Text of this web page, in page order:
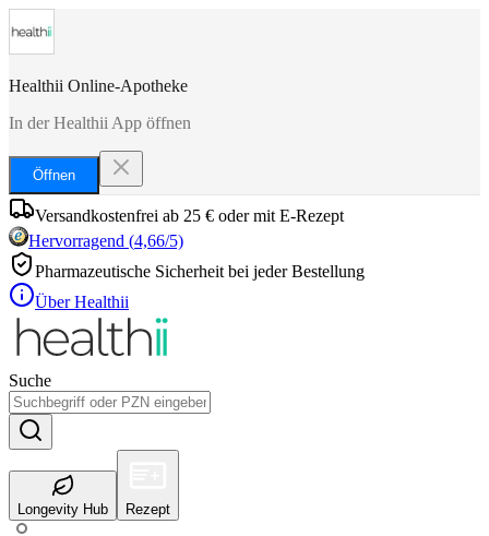
Healthii Online-Apotheke
In der Healthii App öffnen
Öffnen
Versandkostenfrei ab 25 € oder mit E-Rezept
Hervorragend (4,66/5)
Pharmazeutische Sicherheit bei jeder Bestellung
Über Healthii
Suche
Longevity Hub Rezept